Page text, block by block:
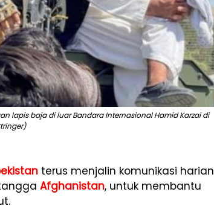
lapis baja di luar Bandara Internasional Hamid Karzai di
terus menjalin komunikasi harian
Afghanistan, untuk membantu